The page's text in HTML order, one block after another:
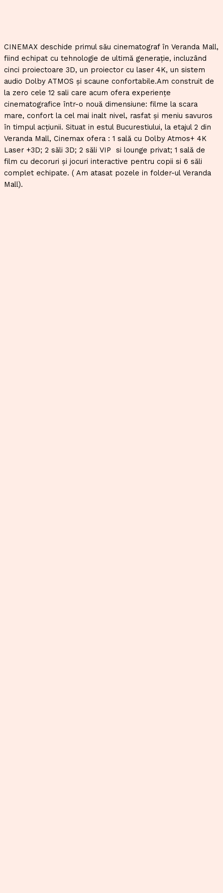
CINEMAX deschide primul său cinematograf în Veranda Mall,
fiind echipat cu tehnologie de ultimă generație, incluzând
cinci proiectoare 3D, un proiector cu laser 4K, un sistem
audio Dolby ATMOS și scaune confortabile.Am construit de
la zero cele 12 sali care acum ofera experiențe
cinematografice într-o nouă dimensiune: filme la scara
mare, confort la cel mai inalt nivel, rasfat și meniu savuros
în timpul acțiunii. Situat in estul Bucurestiului, la etajul 2 din
Veranda Mall, Cinemax ofera : 1 sală cu Dolby Atmos+ 4K
Laser +3D; 2 săli 3D; 2 săli VIP si lounge privat; 1 sală de
film cu decoruri și jocuri interactive pentru copii si 6 săli
complet echipate. ( Am atasat pozele in folder-ul Veranda
Mall).